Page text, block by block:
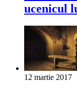
ucenicul
12 martie 2017